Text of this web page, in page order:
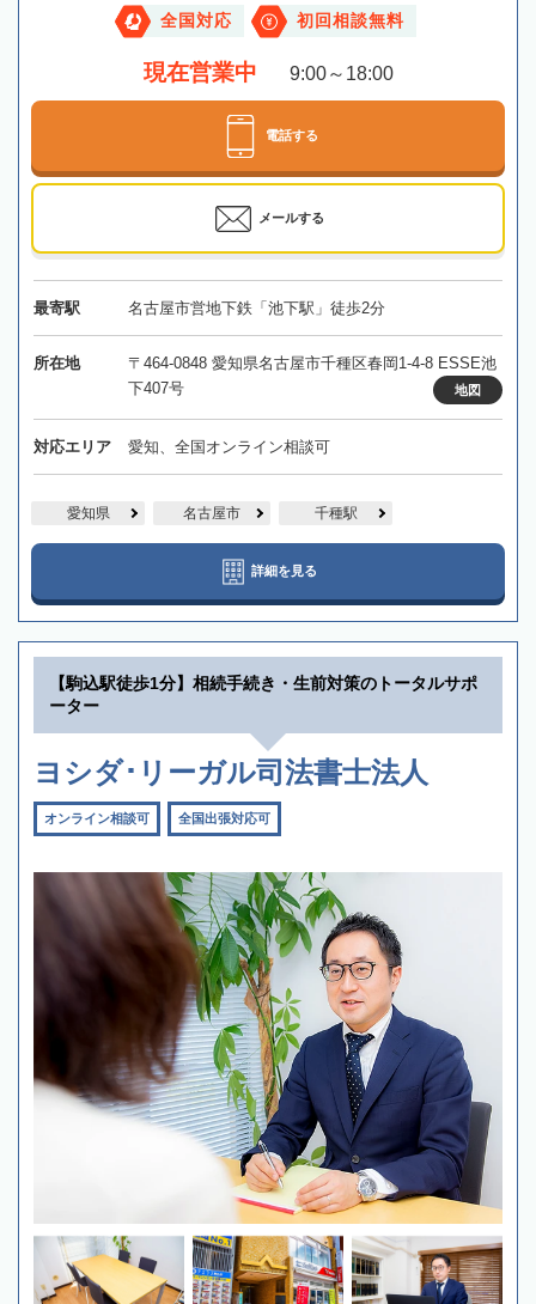
全国対応 初回相談無料
現在営業中 9:00～18:00
電話する
メールする
最寄駅 名古屋市営地下鉄「池下駅」徒歩2分
所在地
〒464-0848 愛知県名古屋市千種区春岡1-4-8 ESSE池
下407号
地図
対応エリア 愛知、全国オンライン相談可
愛知県 名古屋市 千種駅
詳細を見る
【駒込駅徒歩1分】相続手続き・生前対策のトータルサポ
ーター
ヨシダ･リーガル司法書士法人
オンライン相談可 全国出張対応可